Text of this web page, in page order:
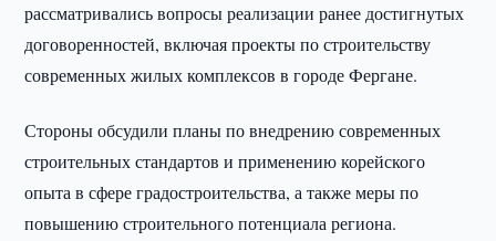
рассматривались вопросы реализации ранее достигнутых
договоренностей, включая проекты по строительству
современных жилых комплексов в городе Фергане.
Стороны обсудили планы по внедрению современных
строительных стандартов и применению корейского
опыта в сфере градостроительства, а также меры по
повышению строительного потенциала региона.